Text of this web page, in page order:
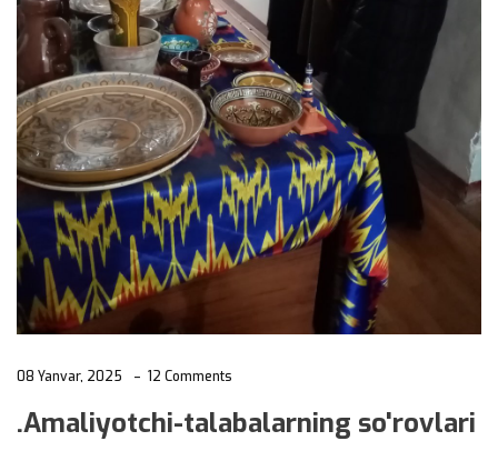
08 Yanvar, 2025 12 Comments
.Amaliyotchi-talabalarning so'rovlari